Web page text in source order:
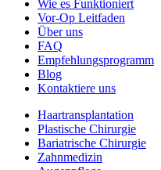
Wie es Funktioniert
Vor-Op Leitfaden
Über uns
FAQ
Empfehlungsprogramm
Blog
Kontaktiere uns
Haartransplantation
Plastische Chirurgie
Bariatrische Chirurgie
Zahnmedizin